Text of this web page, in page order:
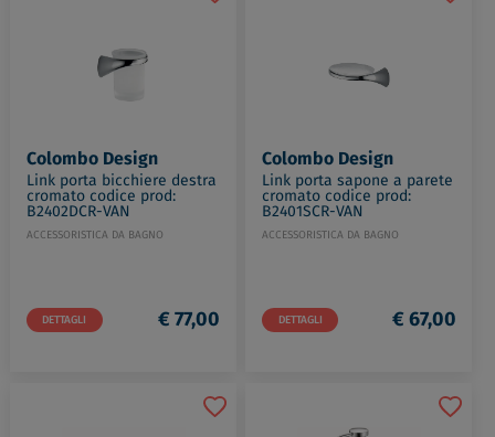
Colombo Design
Link porta bicchiere destra
cromato codice prod:
B2402DCR-VAN
ACCESSORISTICA DA BAGNO
DETTAGLI € 77,00
Colombo Design
Link porta sapone a parete
cromato codice prod:
B2401SCR-VAN
ACCESSORISTICA DA BAGNO
DETTAGLI € 67,00